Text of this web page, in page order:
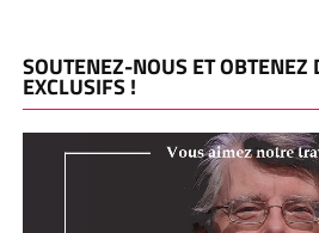
SOUTENEZ-NOUS ET OBTENEZ
EXCLUSIFS !